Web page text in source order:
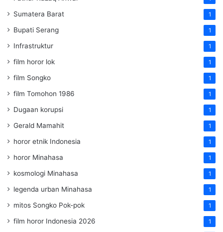
Sumatera Barat 1
Bupati Serang 1
Infrastruktur 1
film horor lok 1
film Songko 1
film Tomohon 1986 1
Dugaan korupsi 1
Gerald Mamahit 1
horor etnik Indonesia 1
horor Minahasa 1
kosmologi Minahasa 1
legenda urban Minahasa 1
mitos Songko Pok-pok 1
film horor Indonesia 2026 1